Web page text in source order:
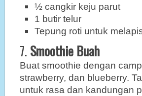
½ cangkir keju parut
1 butir telur
Tepung roti untuk
7. Smoothie Buah
Buat smoothie dengan
strawberry, dan blueberry.
untuk rasa dan kandungan